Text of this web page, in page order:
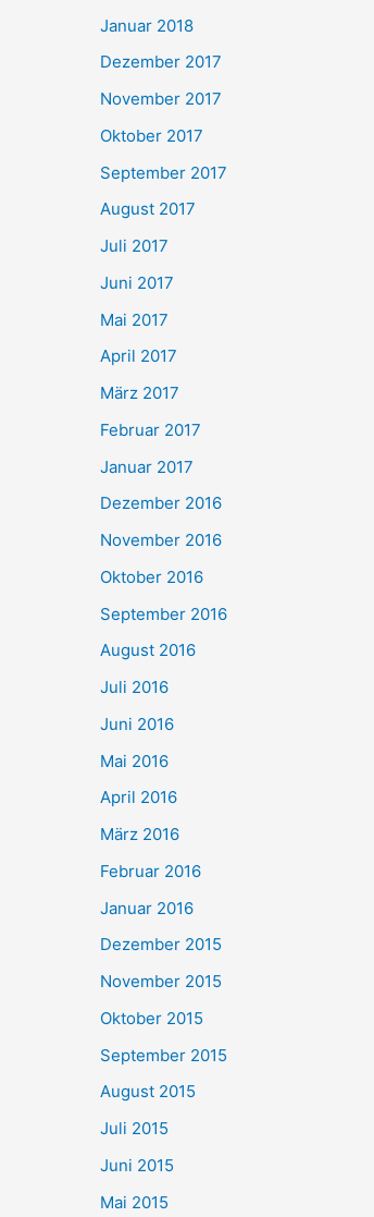
Januar 2018
Dezember 2017
November 2017
Oktober 2017
September 2017
August 2017
Juli 2017
Juni 2017
Mai 2017
April 2017
März 2017
Februar 2017
Januar 2017
Dezember 2016
November 2016
Oktober 2016
September 2016
August 2016
Juli 2016
Juni 2016
Mai 2016
April 2016
März 2016
Februar 2016
Januar 2016
Dezember 2015
November 2015
Oktober 2015
September 2015
August 2015
Juli 2015
Juni 2015
Mai 2015